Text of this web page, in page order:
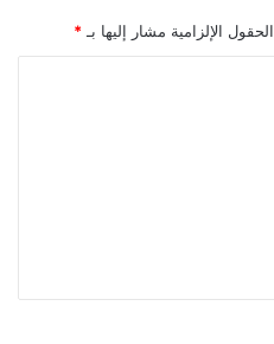
الحقول الإلزامية مشار إليها بـ *